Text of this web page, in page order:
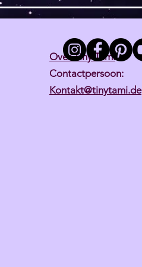
Over Tiny Tami
Contactpersoon:
Kontakt@tinytami.de